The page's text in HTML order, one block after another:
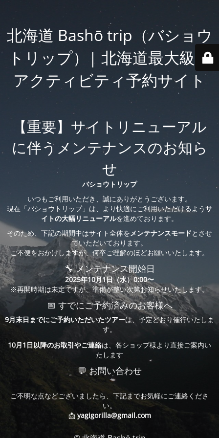
北海道 Bashō trip（バショウ
トリップ）| 北海道最大級の
アクティビティ予約サイト
【重要】サイトリニューアル
に伴うメンテナンスのお知ら
せ
バショウトリップ
いつもご利用いただき、誠にありがとうございます。
現在「バショウトリップ」は、より快適にご利用いただけるようサ
イトの大幅リニューアルを進めております。
そのため、下記の期間中はサイト全体をメンテナンスモードとさせ
ていただいております。
ご不便をおかけしますが、何卒ご理解のほどお願いいたします。
🔧 メンテナンス開始日
2025年10月1日（水）0:00〜
※再開時期は未定ですが、準備が整い次第お知らせいたします。
📅 すでにご予約済みのお客様へ
9月末日までにご予約いただいたツアーは、予定どおり催行いたしま
す。
10月1日以降のお取引やご連絡は、各ショップ様より直接ご案内い
たします
💬 お問い合わせ
ご不明な点などございましたら、下記までお気軽にご連絡くださ
い。
📩 yagigorilla@gmail.com